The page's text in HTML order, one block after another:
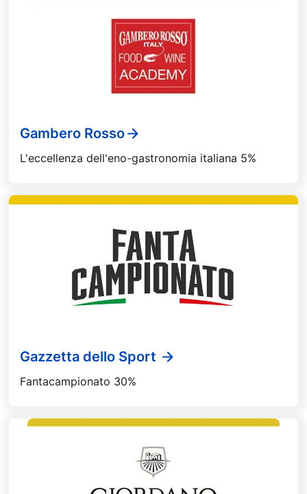
Gambero Rosso
L'eccellenza dell'eno-gastronomia italiana 5%
Gazzetta dello Sport
Fantacampionato 30%